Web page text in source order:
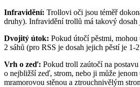
Infravidění: Trollovi oči jsou téměř
druhy). Infravidění trollů má takový
Dvojitý útok: Pokud útočí pěstmi,
2 sáhů (pro RSS je dosah jejich pěstí je 1-
Vrh o zeď: Pokud troll zaútočí na
o nejbližší zeď, strom, nebo ji může
mramorovou stěnou a ztrouchnivělým